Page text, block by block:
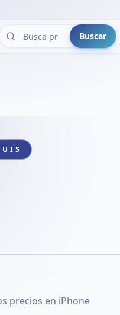
Buscar
precios en iPhone